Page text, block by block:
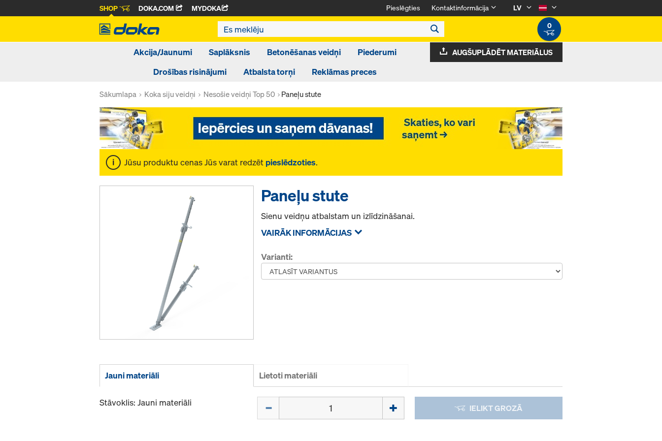
SHOP DOKA.COM MYDOKA Pieslēgties Kontaktinformācija
LV
0
Akcija/Jaunumi Saplāksnis Betonēšanas veidņi
Piederumi
Drošības risinājumi
Atbalsta torņi Reklāmas preces
AUGŠUPLĀDĒT MATERIĀLUS
Sākumlapa Koka siju veidņi Nesošie veidņi Top 50 Paneļu stute
Jūsu produktu cenas Jūs varat redzēt pieslēdzoties.
Paneļu stute
Sienu veidņu atbalstam un izlīdzināšanai.
VAIRĀK INFORMĀCIJAS
Varianti:
Jauni materiāli Lietoti materiāli
Stāvoklis: Jauni materiāli IELIKT GROZĀ